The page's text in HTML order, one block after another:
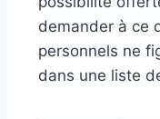
demander à ce
personnels ne
dans une liste